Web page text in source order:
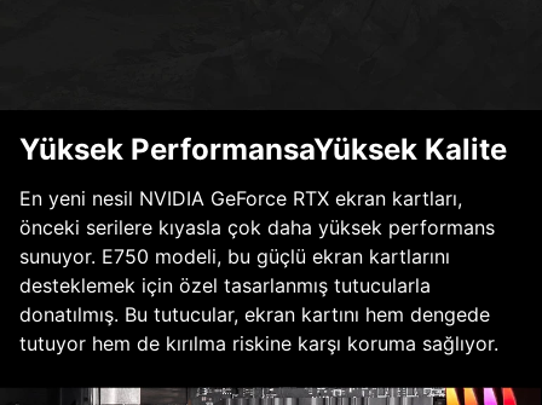
Yüksek PerformansaYüksek Kalite
En yeni nesil NVIDIA GeForce RTX ekran kartları,
önceki serilere kıyasla çok daha yüksek performans
sunuyor. E750 modeli, bu güçlü ekran kartlarını
desteklemek için özel tasarlanmış tutucularla
donatılmış. Bu tutucular, ekran kartını hem dengede
tutuyor hem de kırılma riskine karşı koruma sağlıyor.